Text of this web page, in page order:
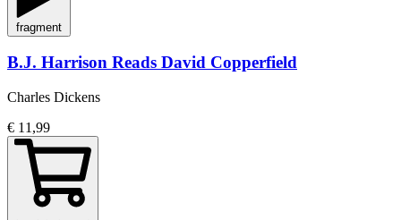
fragment
B.J. Harrison Reads David Copperfield
Charles Dickens
€ 11,99